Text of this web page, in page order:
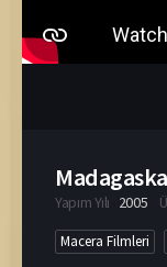
Yapım Yılı 2005
Macera Filmleri